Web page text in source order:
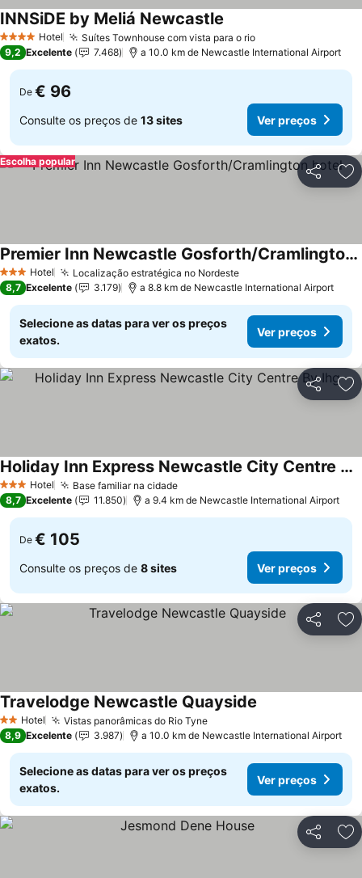
4 EstrelasHotel Suítes Townhouse com vista para o rio
INNSiDE by Meliá Newcastle
9,2 Excelente 7.468 a 10.0 km de Newcastle International Airport
De € 96
Consulte os preços de 13 sites Ver preços
Partilhar
Escolha popular
3 EstrelasHotel Localização estratégica no Nordeste
Premier Inn Newcastle Gosforth/Cramlington hotel
8,7 Excelente 3.179 a 8.8 km de Newcastle International Airport
Selecione as datas para ver os preços
exatos.
Ver preços
Partilhar
3 EstrelasHotel Base familiar na cidade
Holiday Inn Express Newcastle City Centre By Ihg
8,7 Excelente 11.850 a 9.4 km de Newcastle International Airport
De € 105
Consulte os preços de 8 sites Ver preços
Partilhar
2 Estrelas
Hotel Vistas panorâmicas do Rio Tyne
Travelodge Newcastle Quayside
8,9 Excelente 3.987 a 10.0 km de Newcastle International Airport
Selecione as datas para ver os preços
exatos.
Ver preços
Partilhar